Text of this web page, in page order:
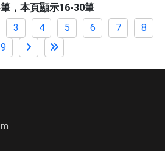
，本頁顯示16-30筆
3 4 5 6 7
8
9